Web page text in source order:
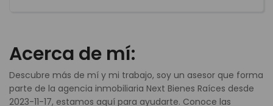
Acerca de mí:
Descubre más de mí y mi trabajo, soy un asesor que forma
parte de la agencia inmobiliaria Next Bienes Raíces desde
2023-11-17, estamos aquí para ayudarte. Conoce las